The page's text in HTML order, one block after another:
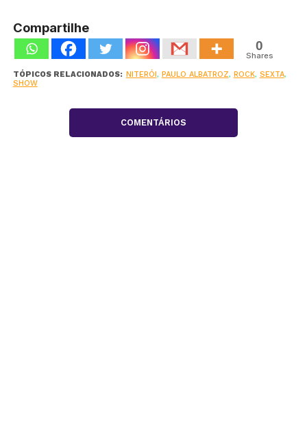
Compartilhe
0
Shares
TÓPICOS RELACIONADOS: NITERÓI, PAULO ALBATROZ, ROCK, SEXTA,
SHOW
COMENTÁRIOS